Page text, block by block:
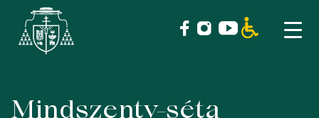
SkipMindszenty-séta